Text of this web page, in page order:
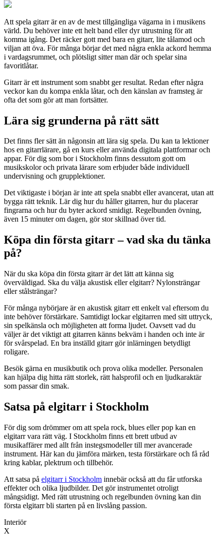
Att spela gitarr är en av de mest tillgängliga vägarna in i musikens
värld. Du behöver inte ett helt band eller dyr utrustning för att
komma igång. Det räcker gott med bara en gitarr, lite tålamod och
viljan att öva. För många börjar det med några enkla ackord hemma
i vardagsrummet, och plötsligt sitter man där och spelar sina
favoritlåtar.
Gitarr är ett instrument som snabbt ger resultat. Redan efter några
veckor kan du kompa enkla låtar, och den känslan av framsteg är
ofta det som gör att man fortsätter.
Lära sig grunderna på rätt sätt
Det finns fler sätt än någonsin att lära sig spela. Du kan ta lektioner
hos en gitarrlärare, gå en kurs eller använda digitala plattformar och
appar. För dig som bor i Stockholm finns dessutom gott om
musikskolor och privata lärare som erbjuder både individuell
undervisning och grupplektioner.
Det viktigaste i början är inte att spela snabbt eller avancerat, utan att
bygga rätt teknik. Lär dig hur du håller gitarren, hur du placerar
fingrarna och hur du byter ackord smidigt. Regelbunden övning,
även 15 minuter om dagen, gör stor skillnad över tid.
Köpa din första gitarr – vad ska du tänka
på?
När du ska köpa din första gitarr är det lätt att känna sig
överväldigad. Ska du välja akustisk eller elgitarr? Nylonsträngar
eller stålsträngar?
För många nybörjare är en akustisk gitarr ett enkelt val eftersom du
inte behöver förstärkare. Samtidigt lockar elgitarren med sitt uttryck,
sin spelkänsla och möjligheten att forma ljudet. Oavsett vad du
väljer är det viktigt att gitarren känns bekväm i handen och inte är
för svårspelad. En bra inställd gitarr gör inlärningen betydligt
roligare.
Besök gärna en musikbutik och prova olika modeller. Personalen
kan hjälpa dig hitta rätt storlek, rätt halsprofil och en ljudkaraktär
som passar din smak.
Satsa på elgitarr i Stockholm
För dig som drömmer om att spela rock, blues eller pop kan en
elgitarr vara rätt väg. I Stockholm finns ett brett utbud av
musikaffärer med allt från instegsmodeller till mer avancerade
instrument. Här kan du jämföra märken, testa förstärkare och få råd
kring kablar, plektrum och tillbehör.
Att satsa på elgitarr i Stockholm innebär också att du får utforska
effekter och olika ljudbilder. Det gör instrumentet otroligt
mångsidigt. Med rätt utrustning och regelbunden övning kan din
första elgitarr bli starten på en livslång passion.
Interiör
X